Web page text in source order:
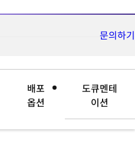
문의하기
배포
옵션
도큐멘테
이션